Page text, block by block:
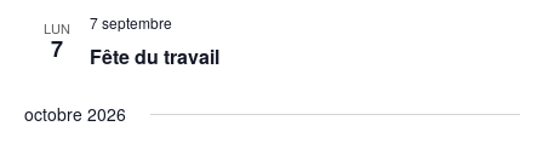
LUN
7
7 septembre
Fête du travail
octobre 2026